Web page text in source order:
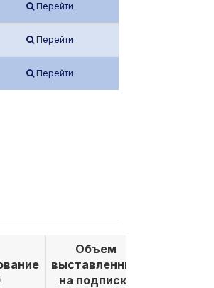
Перейти
Перейти
Перейти
Объем
выставленных
на подписку